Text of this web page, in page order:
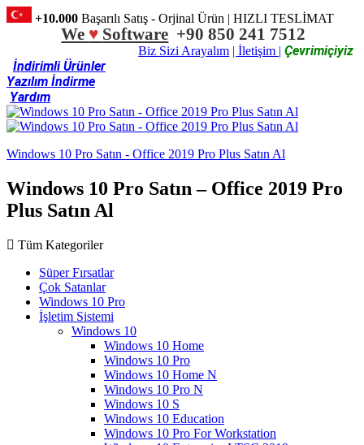
+10.000 Başarılı Satış - Orjinal Ürün | HIZLI TESLİMAT
We ♥ Software +90 850 241 7512
Biz Sizi Arayalım | İletişim | Çevrimiçiyiz
İndirimli Ürünler
Yazılım İndirme
Yardım
Windows 10 Pro Satın - Office 2019 Pro Plus Satın Al
Windows 10 Pro Satın – Office 2019 Pro
Plus Satın Al
Tüm Kategoriler
Süper Fırsatlar
Çok Satanlar
Windows 10 Pro
İşletim Sistemi
Windows 10
Windows 10 Home
Windows 10 Pro
Windows 10 Home N
Windows 10 Pro N
Windows 10 S
Windows 10 Education
Windows 10 Pro For Workstation